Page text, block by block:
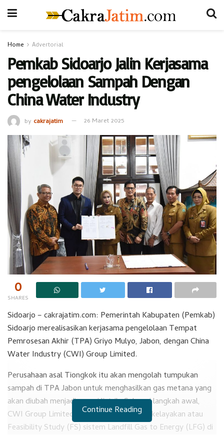
Home Advertorial
Pemkab Sidoarjo Jalin Kerjasama
pengelolaan Sampah Dengan
China Water Industry
by cakrajatim 26 Maret 2025
0
SHARES
Sidoarjo – cakrajatim.com: Pemerintah Kabupaten (Pemkab)
Sidoarjo merealisasikan kerjasama pengelolaan Tempat
Pemrosesan Akhir (TPA) Griyo Mulyo, Jabon, dengan China
Water Industry (CWI) Group Limited.
Perusahaan asal Tiongkok itu akan mengolah tumpukan
sampah di TPA Jabon untuk menghasilkan gas metana yang
akan diubah menjadi energi listrik. Sebagai langkah awal,
CWI Group Limited akan melakukan studi kelayakan atau
Feasibility Study (FS) sistem Landfill Gas to Energy (LFG) di
Continue Reading